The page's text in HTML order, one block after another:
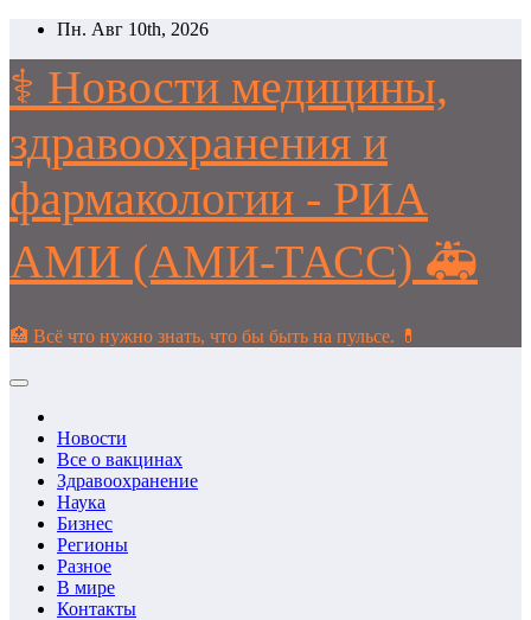
Перейти
содержимому
Пн. Авг 10th, 2026
⚕️ Новости медицины,
здравоохранения и
фармакологии - РИА
АМИ (АМИ-ТАСС) 🚑
🏥 Всё что нужно знать, что бы быть на пульсе. 💊
Новости
Все о вакцинах
Здравоохранение
Наука
Бизнес
Регионы
Разное
В мире
Контакты